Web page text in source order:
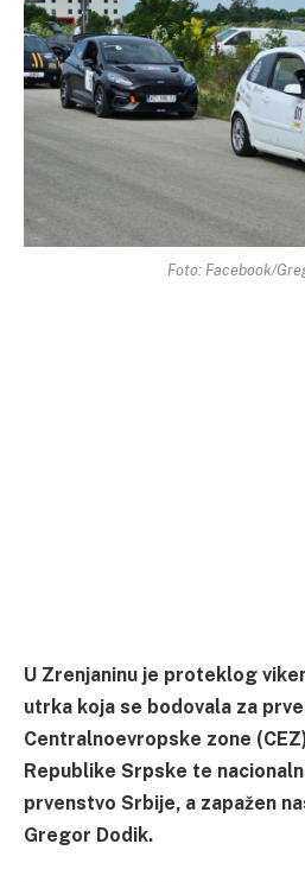
Foto: Facebook/
U Zrenjaninu je proteklog
utrka koja se bodovala za
Centralnoevropske zone
Republike Srpske te
prvenstvo Srbije, a zapažen
Gregor Dodik.